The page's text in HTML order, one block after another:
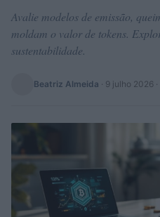
Avalie modelos de emissão,
moldam o valor de tokens.
sustentabilidade.
Beatriz Almeida · 9 julho 2026